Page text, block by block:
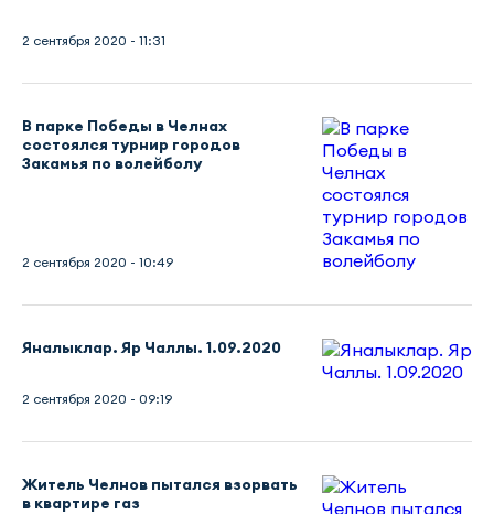
2 сентября 2020 - 11:31
В парке Победы в Челнах
состоялся турнир городов
Закамья по волейболу
2 сентября 2020 - 10:49
Яналыклар. Яр Чаллы. 1.09.2020
2 сентября 2020 - 09:19
Житель Челнов пытался взорвать
в квартире газ